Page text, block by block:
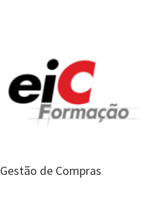
Gestão de Compras